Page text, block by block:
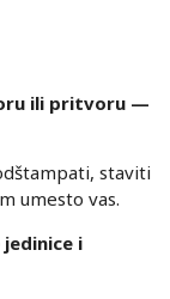
ili pritvoru —
staviti
umesto vas.
i